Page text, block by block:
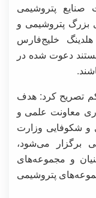
صنایع پتروشیمی
بزرگ پتروشیمی و
خلیج‌فارس
دعوت شده در
تصریح کرد: هدف
معاونت علمی و
و شکوفایی وزارت
برگزار می‌شود،
و مجموعه‌های
پتروشیمی